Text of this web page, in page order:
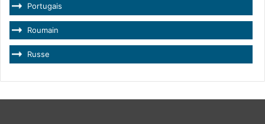
Portugais
Roumain
Russe